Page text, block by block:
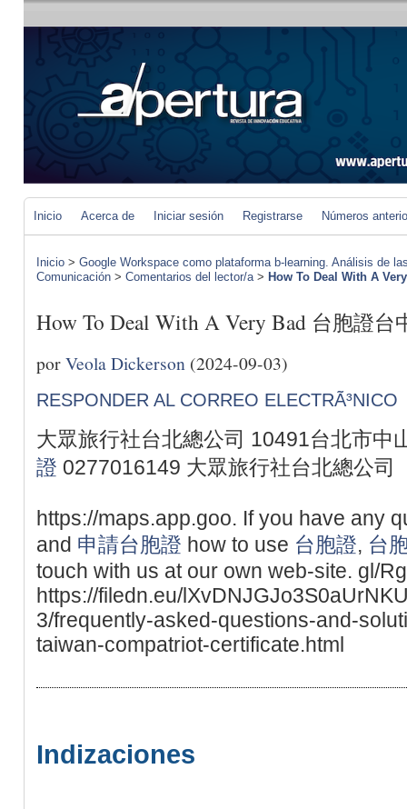
Inicio Acerca de Iniciar sesión Registrarse Números
Inicio > Google Workspace como plataforma b-learning. Análisis de
Comunicación > Comentarios del lector/a> How To Deal With A
How To Deal With A Very Bad 台胞證台
porVeola Dickerson (2024-09-03)
RESPONDER AL CORREO ELECTRÃ³NICO
大眾旅行社台北總公司 10491台北市中
證 0277016149 大眾旅行社台北總公司
https://maps.app.goo. If you have any
and 申請台胞證 how to use 台胞證, 台
touch with us at our own web-site. gl/
https://filedn.eu/
3/frequently-asked-questions-and-
taiwan-compatriot-certificate.html
Indizaciones